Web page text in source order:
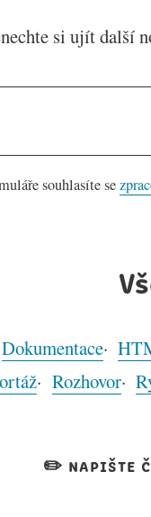
si ujít další
souhlasíte se
Dokumentace
Rozhovor
✏️ napište